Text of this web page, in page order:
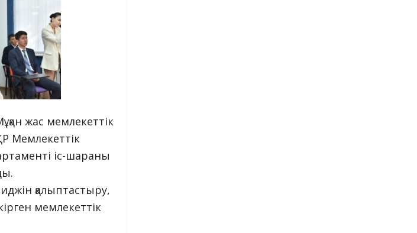
жас мемлекеттік
Мемлекеттік
іс-шараны
қалыптастыру,
мемлекеттік